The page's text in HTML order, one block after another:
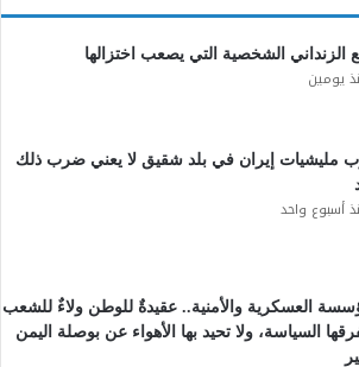
الزنداني الشخصية التي يصعب اختزالها
يومين
مليشيات إيران في بلد شقيق لا يعني ضرب ذلك
أسبوع واحد
العسكرية والأمنية.. عقيدةٌ للوطن ولاءٌ للشعب
السياسة، ولا تحيد بها الأهواء عن بوصلة اليمن